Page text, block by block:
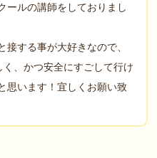
ールの講師をしておりまし
する事が大好きなので、
、かつ安全にすごして行け
思います！宜しくお願い致